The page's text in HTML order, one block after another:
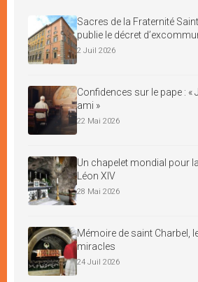
Sacres de la Fraternité
publie le décret
2 Juil 2026
Confidences sur le pape : «
ami »
22 Mai 2026
Un chapelet mondial pour
Léon XIV
28 Mai 2026
Mémoire de saint Charbel,
miracles
24 Juil 2026